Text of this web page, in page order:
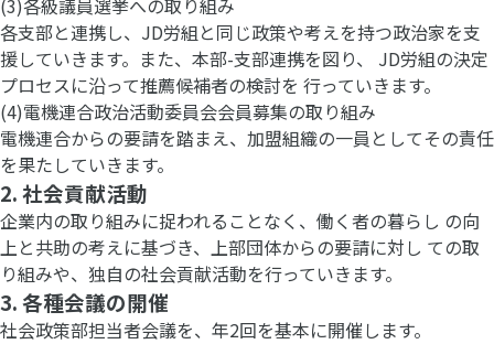
(3)各級議員選挙への取り組み
各支部と連携し、JD労組と同じ政策や考えを持つ政治家を支
援していきます。また、本部-支部連携を図り、 JD労組の決定
プロセスに沿って推薦候補者の検討を 行っていきます。
(4)電機連合政治活動委員会会員募集の取り組み
電機連合からの要請を踏まえ、加盟組織の一員としてその責任
を果たしていきます。
2. 社会貢献活動
企業内の取り組みに捉われることなく、働く者の暮らし の向
上と共助の考えに基づき、上部団体からの要請に対し ての取
り組みや、独自の社会貢献活動を行っていきます。
3. 各種会議の開催
社会政策部担当者会議を、年2回を基本に開催します。